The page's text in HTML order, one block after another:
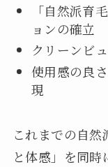
「自然派育
ョンの確立
クリーンビ
使用感の良
現
これまでの自
と体感」を同